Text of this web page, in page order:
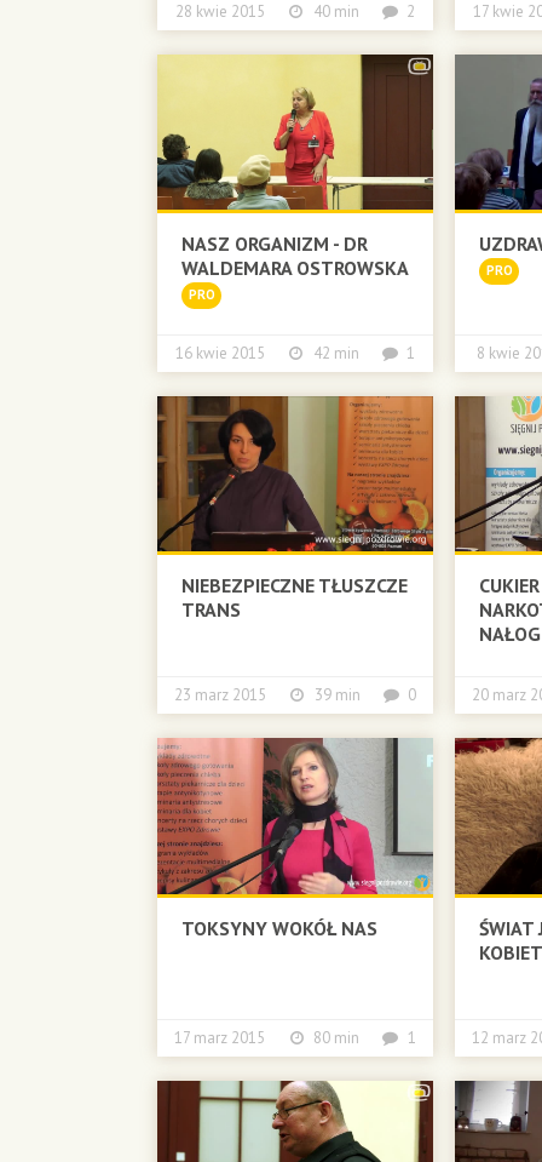
28 kwie 2015 40 min 2 17 kwie
NASZ ORGANIZM - DR
WALDEMARA OSTROWSKA
PRO
16 kwie 2015 42 min 1
PRO
8 kwie
NIEBEZPIECZNE TŁUSZCZE
TRANS
23 marz 2015 39 min 0 20
TOKSYNY WOKÓŁ NAS
17 marz 2015 80 min 1
ŚWIAT
12